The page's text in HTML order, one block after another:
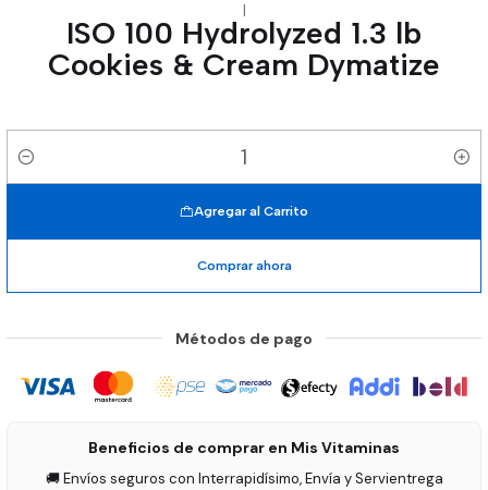
|
ISO 100 Hydrolyzed 1.3 lb
Cookies & Cream Dymatize
Cantidad
Agregar al Carrito
Comprar ahora
Métodos de pago
Beneficios de comprar en Mis Vitaminas
🚚 Envíos seguros con Interrapidísimo, Envía y Servientrega